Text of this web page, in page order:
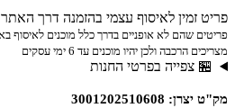
פריט זמין לאיסוף עצמי בהזמנה דרך
מצריכים הרכבה ולכן יהיו מוכנים עד 6 ימי עסקים
🏪 צפייה בפרטי החנות
מק"ט יצרן: 3001202510608